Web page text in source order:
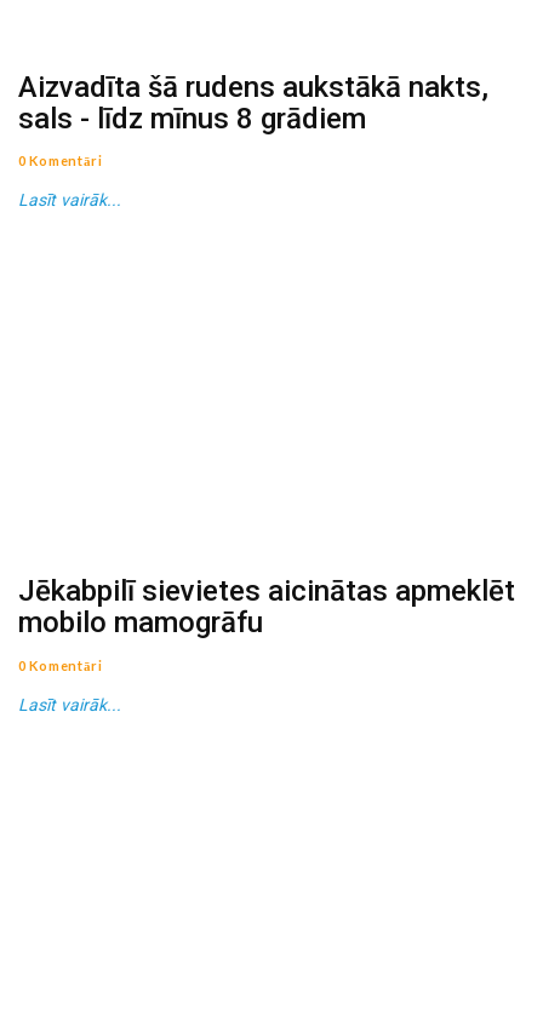
Aizvadīta šā rudens aukstākā nakts,
sals - līdz mīnus 8 grādiem
0 Komentāri
Lasīt vairāk...
Jēkabpilī sievietes aicinātas apmeklēt
mobilo mamogrāfu
0 Komentāri
Lasīt vairāk...